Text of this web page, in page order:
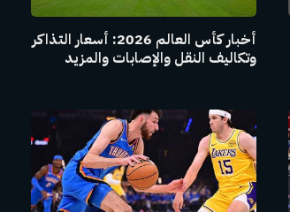
أخبار كأس العالم 2026: أسعار التذاكر
وتكاليف النقل والإصابات والمزيد